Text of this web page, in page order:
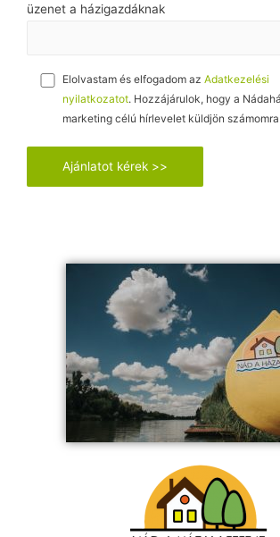
üzenet a házigazdáknak
Elolvastam és elfogadom az Adatkezelési
nyilatkozatot. Hozzájárulok, hogy a
marketing célú hírlevelet küldjön